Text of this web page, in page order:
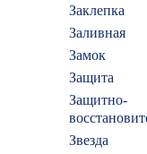
Заклепка
Заливная
Замок
Защита
Защитно-
Звезда